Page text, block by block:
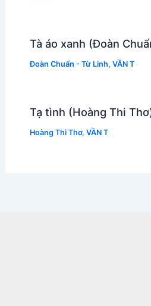
Tà áo xanh (Đoàn
Đoàn Chuẩn - Từ Linh, VẦN T
Tạ tình (Hoàng Thi
Hoàng Thi Thơ, VẦN T